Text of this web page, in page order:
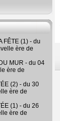
FÊTE (1) - du
ère de
MUR - du 04
ère de
(2) - du 30
ère de
(1) - du 26
ère de